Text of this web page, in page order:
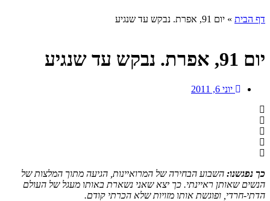
דף הבית » יום 91, אפרת. נבקש עד שנגיע
יום 91, אפרת. נבקש עד שנגיע
יוני 6, 2011
כך נפגשנו: השבוע הבחירה של המרואיינות, הגיעה מתוך המלצות של
הנשים שאותן ראיינתי. כך יצא שאני נשארת באותו מעגל של העולם
הדתי-חרדי, ופוגשת אותו מזויות שלא הכרתי קודם.